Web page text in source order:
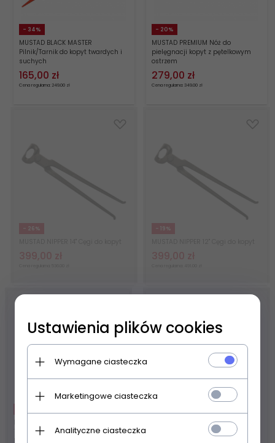
- 34%
MUSTAD BLACK MASTER
Pilnik/Tarnik do kopyt twardych i
suchych
165,00 zł
Cena regularna: 249.00 zł
- 20%
MUSTAD PREMIUM Nóż do
pielęgnacji kopyt z pętelkowym
ostrzem
279,00 zł
Cena regularna: 349.00 zł
- 26%
399,00 zł
- 19%
399,00 zł
TONG Uniwersalne szczypce do
MUSTAD CLINCHER Krokodylki
Ustawienia plików cookies
Wymagane ciasteczka
Marketingowe ciasteczka
Analityczne ciasteczka